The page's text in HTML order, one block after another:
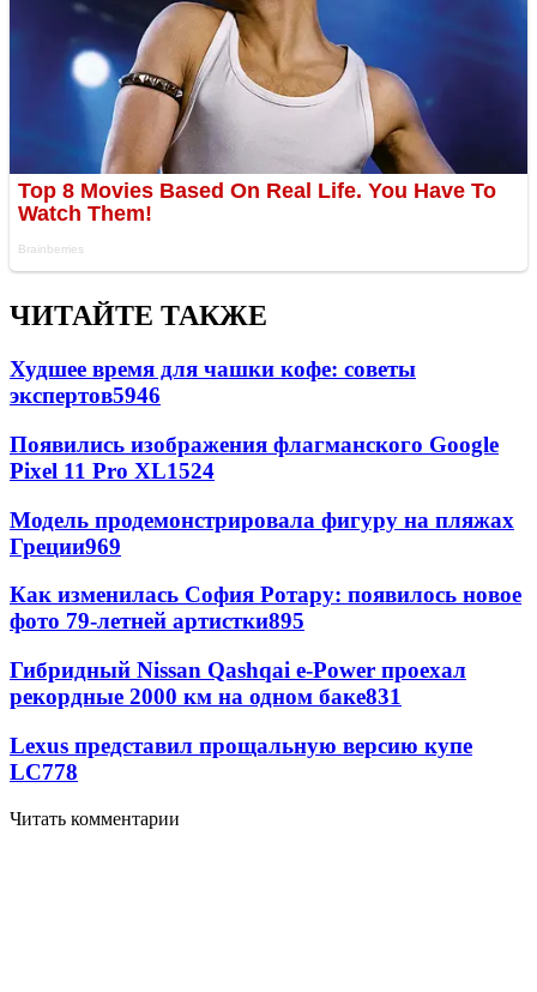
ЧИТАЙТЕ ТАКЖЕ
Худшее время для чашки кофе: советы
экспертов5946
Появились изображения флагманского Google
Pixel 11 Pro XL1524
Модель продемонстрировала фигуру на пляжах
Греции969
Как изменилась София Ротару: появилось новое
фото 79-летней артистки895
Гибридный Nissan Qashqai e-Power проехал
рекордные 2000 км на одном баке831
Lexus представил прощальную версию купе
LC778
Читать комментарии